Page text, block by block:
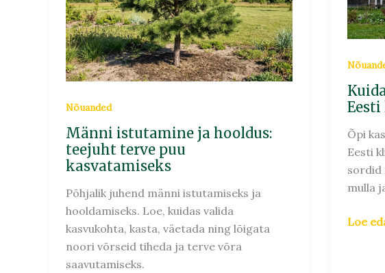
Nõuanded
Männi istutamine ja hooldus:
teejuht terve puu
kasvatamiseks
Põhjalik juhend männi istutamiseks ja
hooldamiseks. Loe, kuidas valida
kasvukohta, kasta, väetada ning lõigata
noori võrseid tiheda ja terve võra
saavutamiseks.
terve
puu
kasvatamiseks
Õpi
Eesti
sordid
mulla
Loe